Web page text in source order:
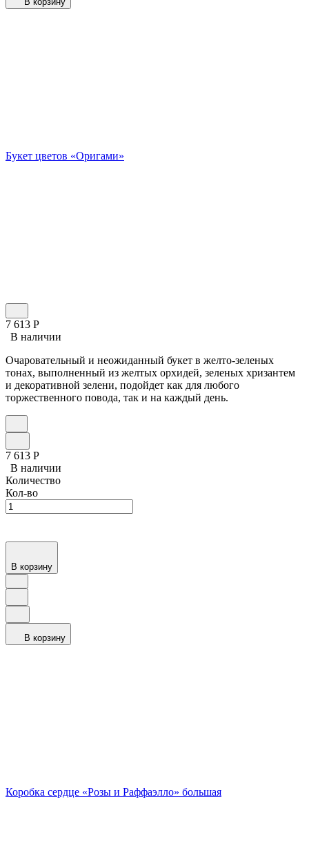
Букет цветов «Оригами»
7 613 Р
В наличии
Очаровательный и неожиданный букет в желто-зеленых
тонах, выполненный из желтых орхидей, зеленых хризантем
и декоративной зелени, подойдет как для любого
торжественного повода, так и на каждый день.
7 613 Р
В наличии
Количество
Кол-во
В корзину
В корзину
Коробка сердце «Розы и Раффаэлло» большая